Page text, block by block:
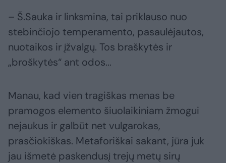
– Š.Sauka ir linksmina, tai priklauso nuo
stebinčiojo temperamento, pasaulėjautos,
nuotaikos ir įžvalgų. Tos braškytės ir
„broškytės“ ant odos...
Manau, kad vien tragiškas menas be
pramogos elemento šiuolaikiniam žmogui
nejaukus ir galbūt net vulgarokas,
prasčiokiškas. Metaforiškai sakant, jūra juk
jau išmetė paskendusį trejų metų sirų